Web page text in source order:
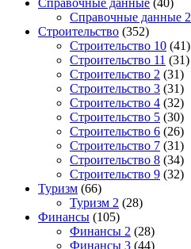
Справочные данные (40)
Справочные данные 2
Строительство (352)
Строительство 10 (41)
Строительство 11 (31)
Строительство 2 (31)
Строительство 3 (31)
Строительство 4 (32)
Строительство 5 (30)
Строительство 6 (26)
Строительство 7 (31)
Строительство 8 (34)
Строительство 9 (32)
Туризм (66)
Туризм 2 (28)
Финансы (105)
Финансы 2 (28)
Финансы 3 (44)